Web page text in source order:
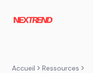
Accueil
Ressources